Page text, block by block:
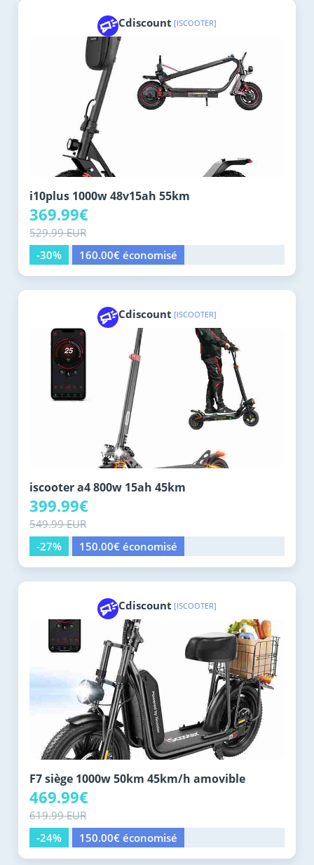
Cdiscount [ISCOOTER]
i10plus 1000w 48v15ah 55km
369.99€
529.99 EUR
-30%
160.00€ économisé
Cdiscount [ISCOOTER]
iscooter a4 800w 15ah 45km
399.99€
549.99 EUR
-27%
150.00€ économisé
Cdiscount [ISCOOTER]
F7 siège 1000w 50km 45km/h amovible
469.99€
619.99 EUR
-24%
150.00€ économisé